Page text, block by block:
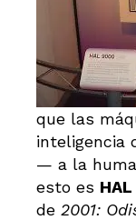
que las
inteligencia
— a la
esto es
de 2001: